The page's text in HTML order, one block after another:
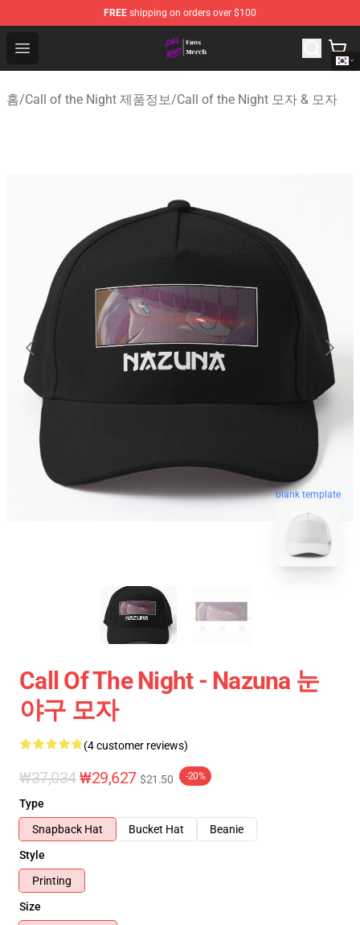
FREE shipping on orders over $100
Open menu
Call of the Night Store - Official Call of the Night
홈/Call of the Night 제품정보/Call of the Night 모자 & 모자
blank template
Call Of The Night - Nazuna 눈
야구 모자
(4 customer reviews)
₩37,034₩29,627 $21.50 -20%
Type
Snapback Hat
Bucket Hat
Beanie
Style
Printing
Size